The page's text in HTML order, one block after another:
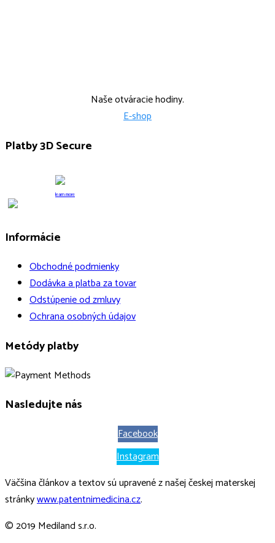
Naše otváracie hodiny.
E-shop
Platby 3D Secure
learn more
Informácie
Obchodné podmienky
Dodávka a platba za tovar
Odstúpenie od zmluvy
Ochrana osobných údajov
Metódy platby
Nasledujte nás
Facebook
Instagram
Väčšina článkov a textov sú upravené z našej českej materskej
stránkywww.patentnimedicina.cz.
© 2019 Mediland s.r.o.